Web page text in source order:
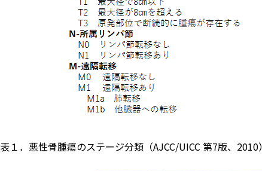
表１．悪性骨腫瘍のステージ分類（AJCC/UICC 第7版、2010）